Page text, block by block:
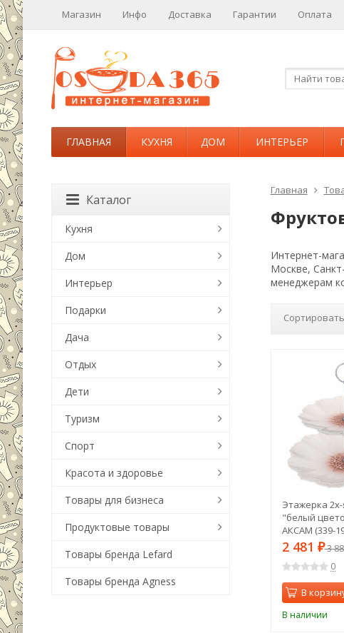
Магазин Инфо Доставка Гарантии Оплата
ГЛАВНАЯ КУХНЯ ДОМ ИНТЕРЬЕР
Главная
Интернет-
Москве,
менеджерам
Этажерка
"белый
АКСАМ (339-
2 481 ₽3
0
В
В наличии
Каталог
Кухня
Дом
Интерьер
Подарки
Дача
Отдых
Дети
Туризм
Спорт
Красота и здоровье
Товары для бизнеса
Продуктовые товары
Товары бренда Lefard
Товары бренда Agness